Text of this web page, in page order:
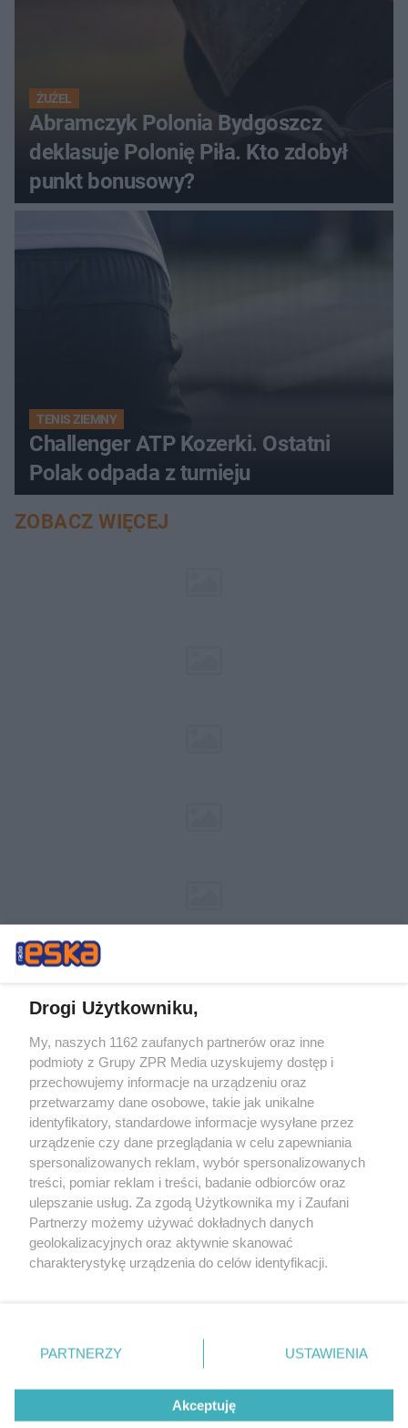
ŻUŻEL
Abramczyk Polonia Bydgoszcz
deklasuje Polonię Piła. Kto zdobył
punkt bonusowy?
TENIS ZIEMNY
Challenger ATP Kozerki. Ostatni
Polak odpada z turnieju
ZOBACZ WIĘCEJ
Żaden utwór zamieszczony w serwisie nie może być powielany i
rozpowszechniany lub dalej rozpowszechniany w jakikolwiek sposób (w
tym także elektroniczny lub mechaniczny) na jakimkolwiek polu
eksploatacji w jakiejkolwiek formie, włącznie z umieszczaniem w
Internecie bez pisemnej zgody właściciela praw. Jakiekolwiek użycie lub
wykorzystanie utworów w całości lub w części z naruszeniem prawa,
tzn. bez właściwej zgody, jest zabronione pod groźbą kary i może być
ścigane prawnie.
© 2026 Grupa ZPR Media
Drogi Użytkowniku,
My, naszych 1162 zaufanych partnerów oraz inne
podmioty z Grupy ZPR Media uzyskujemy dostęp i
przechowujemy informacje na urządzeniu oraz
przetwarzamy dane osobowe, takie jak unikalne
identyfikatory, standardowe informacje wysyłane przez
urządzenie czy dane przeglądania w celu zapewniania
spersonalizowanych reklam, wybór spersonalizowanych
treści, pomiar reklam i treści, badanie odbiorców oraz
ulepszanie usług. Za zgodą Użytkownika my i Zaufani
Partnerzy możemy używać dokładnych danych
geolokalizacyjnych oraz aktywnie skanować
charakterystykę urządzenia do celów identyfikacji.
zmienić/wycofać klikając przycisk ustawień prywatności
znajdujący się w lewym dolnym rogu strony
rodzaje przetwarzania danych nie wymagają zgody
użytkownika, ale masz prawo sprzeciwić się takiemu
PARTNERZY USTAWIENIA
Akceptuję